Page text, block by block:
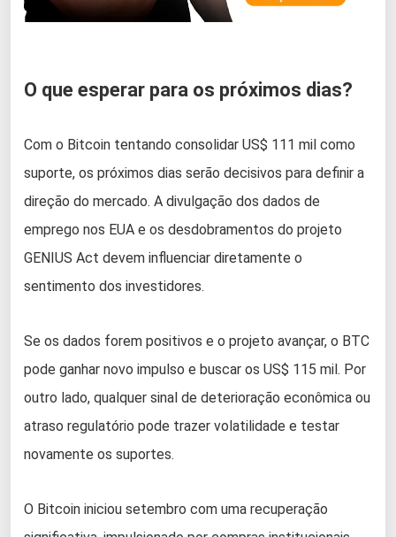
O que esperar para os próximos dias?
Com o Bitcoin tentando consolidar US$ 111 mil como
suporte, os próximos dias serão decisivos para definir a
direção do mercado. A divulgação dos dados de
emprego nos EUA e os desdobramentos do projeto
GENIUS Act devem influenciar diretamente o
sentimento dos investidores.
Se os dados forem positivos e o projeto avançar, o BTC
pode ganhar novo impulso e buscar os US$ 115 mil. Por
outro lado, qualquer sinal de deterioração econômica ou
atraso regulatório pode trazer volatilidade e testar
novamente os suportes.
O Bitcoin iniciou setembro com uma recuperação